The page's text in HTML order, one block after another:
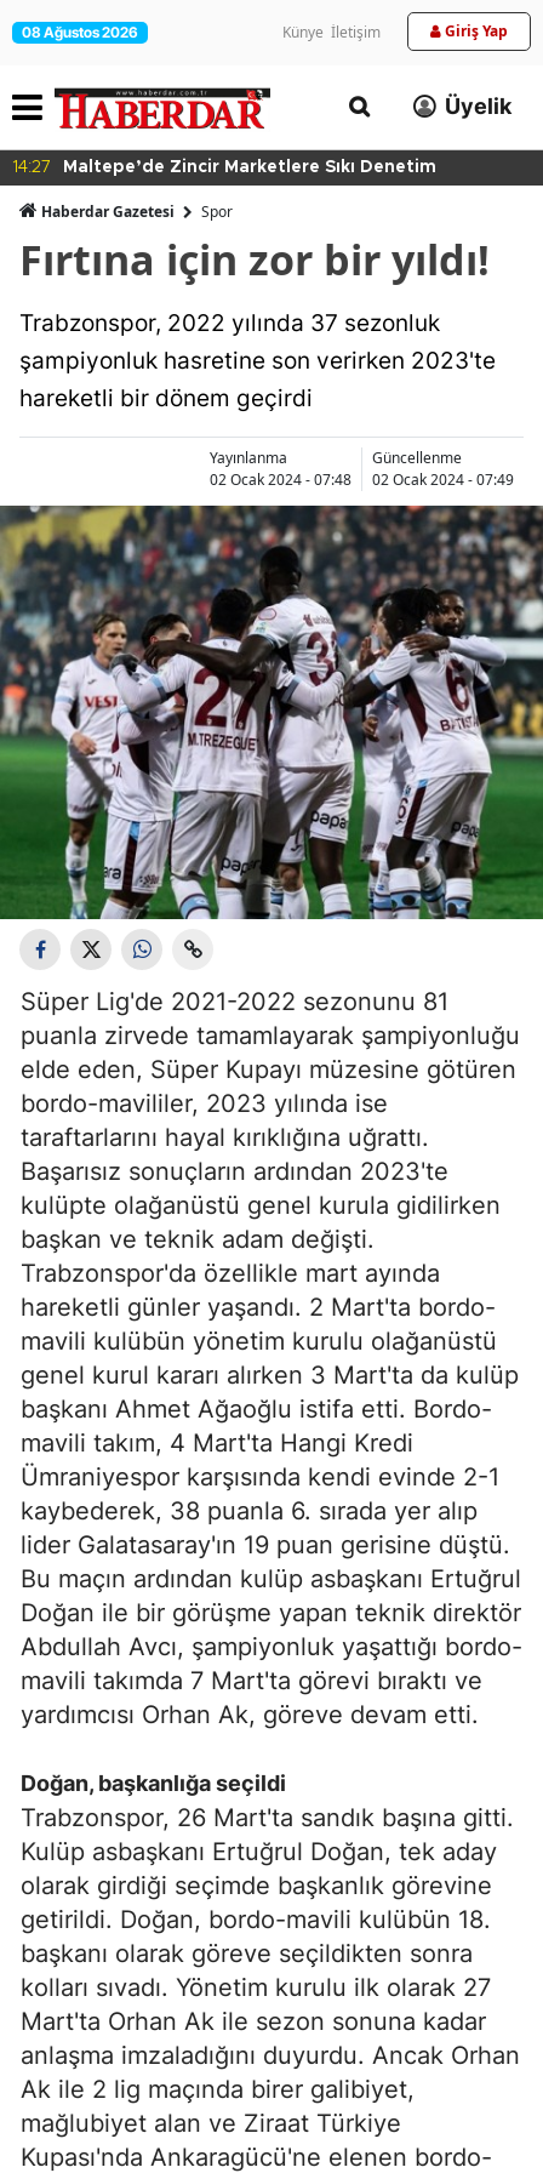
08 Ağustos 2026 Künye İletişim Giriş Yap
Üyelik
14:27 Maltepe’de Zincir Marketlere Sıkı Denetim
Haberdar Gazetesi Spor
Fırtına için zor bir yıldı!
Trabzonspor, 2022 yılında 37 sezonluk
şampiyonluk hasretine son verirken 2023'te
hareketli bir dönem geçirdi
Yayınlanma
02 Ocak 2024 - 07:48
Güncellenme
02 Ocak 2024 - 07:49
Süper Lig'de 2021-2022 sezonunu 81
puanla zirvede tamamlayarak şampiyonluğu
elde eden, Süper Kupayı müzesine götüren
bordo-mavililer, 2023 yılında ise
taraftarlarını hayal kırıklığına uğrattı.
Başarısız sonuçların ardından 2023'te
kulüpte olağanüstü genel kurula gidilirken
başkan ve teknik adam değişti.
Trabzonspor'da özellikle mart ayında
hareketli günler yaşandı. 2 Mart'ta bordo-
mavili kulübün yönetim kurulu olağanüstü
genel kurul kararı alırken 3 Mart'ta da kulüp
başkanı Ahmet Ağaoğlu istifa etti. Bordo-
mavili takım, 4 Mart'ta Hangi Kredi
Ümraniyespor karşısında kendi evinde 2-1
kaybederek, 38 puanla 6. sırada yer alıp
lider Galatasaray'ın 19 puan gerisine düştü.
Bu maçın ardından kulüp asbaşkanı Ertuğrul
Doğan ile bir görüşme yapan teknik direktör
Abdullah Avcı, şampiyonluk yaşattığı bordo-
mavili takımda 7 Mart'ta görevi bıraktı ve
yardımcısı Orhan Ak, göreve devam etti.
Doğan, başkanlığa seçildi
Trabzonspor, 26 Mart'ta sandık başına gitti.
Kulüp asbaşkanı Ertuğrul Doğan, tek aday
olarak girdiği seçimde başkanlık görevine
getirildi. Doğan, bordo-mavili kulübün 18.
başkanı olarak göreve seçildikten sonra
kolları sıvadı. Yönetim kurulu ilk olarak 27
Mart'ta Orhan Ak ile sezon sonuna kadar
anlaşma imzaladığını duyurdu. Ancak Orhan
Ak ile 2 lig maçında birer galibiyet,
mağlubiyet alan ve Ziraat Türkiye
Kupası'nda Ankaragücü'ne elenen bordo-